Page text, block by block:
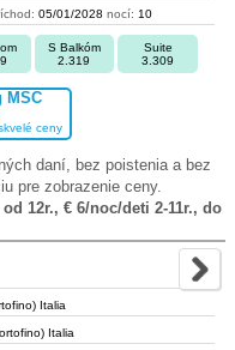
05/01/2028 nocí: 10
S Balkóm
2.319
Suite
3.309
MSC
ceny
daní, bez poistenia a bez
pre zobrazenie ceny.
12r., € 6/noc/deti 2-11r., do
Italia
Italia